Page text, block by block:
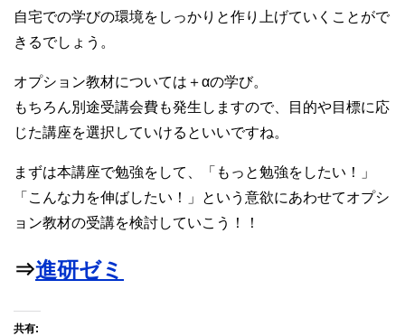
自宅での学びの環境をしっかりと作り上げていくことがで
きるでしょう。
オプション教材については＋αの学び。
もちろん別途受講会費も発生しますので、目的や目標に応
じた講座を選択していけるといいですね。
まずは本講座で勉強をして、「もっと勉強をしたい！」
「こんな力を伸ばしたい！」という意欲にあわせてオプシ
ョン教材の受講を検討していこう！！
⇒進研ゼミ
共有: